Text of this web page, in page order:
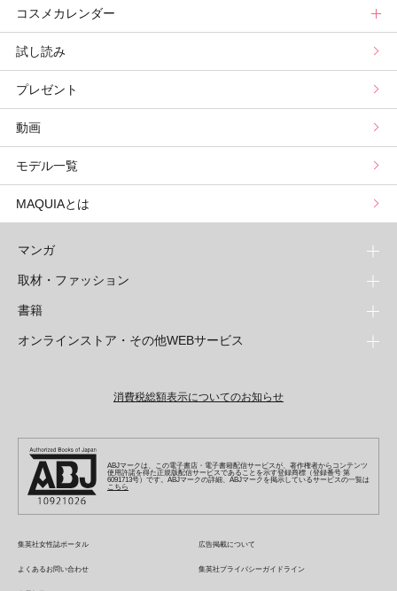
ブライトニング・UVグランプリ
プリュスベスコス
ライフスタイル診断
小林ひろ美のキレイはかけ算
小田ユイコのマニアックビューティREPORT
野毛まゆりの実況野毛Channel
星谷菜々の美に効くスイーツ
山本舞香のBeauty Script
Keikoの月星座占い
三島キアリーの12星座別 恋愛運&美容運
動物キャラナビ占い
ムーン・リーの運を呼び寄せる香り
美容診断トップ
パーソナルカラー診断
顔タイプ髪型診断
コスメカレンダー
コスメカレンダートップ
検索
試し読み
プレゼント
動画
モデル一覧
MAQUIAとは
マンガ
少年マンガ
週刊少年ジャンプ
少年ジャンプ+
ZEBRACK
ジャンプルーキー！
S-MANGA
集英社コミック文庫
青年マンガ
少年ジャンプ+
集英社コミック文庫
週刊ヤングジャンプ
ヤングジャンプ定期購読デジタル
となりのヤングジャンプ
グランドジャンプ
少女マンガ
集英社コミック文庫
りぼん
マーガレット
別冊マーガレット
ジャンプTOON
S-MANGA
集英社コミック文庫
マンガMee公式サイト
リマコミ
マンガMeets
Cookie
取材・ファッション
ファッション・美容
Seventeen
LEE
eclat
T JAPAN
MEN'S NON-NO
UOMO
芸能・情報・スポーツ
Sportiva
パラスポ
書籍
文芸・文庫・総合
web 集英社文庫
青春と読書
アジア人物史
1日5分で、明日は変わる よみタイ yomitai
集英社ビジネス書
集英社新書
集英社新書プラス - 知の水先案内人
kotoba
e!集英社
情報・知識＆オピニオン imidas
ライトノベル・ノベライズ
JUMP j-BOOKS
ダッシュエックス文庫公式サイト
集英社Webマガジン コバルト
集英社みらい文庫
集英社の児童図書 S-KIDS.LAND
オンラインストア・その他WEBサービス
ジャンプキャラクターズストア
HAPPY PLUS STORE
SHUEISHA VOX
LEEマルシェ
SHOP Marisol
eclat premium
その他WEBサービス
集英社エディターズ・ラボ
消費税総額表示についてのお知らせ
ABJマークは、この電子書店・電子書籍配信サービスが、著作権者からコンテンツ
使用許諾を得た正規版配信サービスであることを示す登録商標（登録番号 第
6091713号）です。ABJマークの詳細、ABJマークを掲示しているサービスの一覧は
こちら
集英社女性誌ポータル 広告掲載について
よくあるお問い合わせ 集英社プライバシーガイドライン